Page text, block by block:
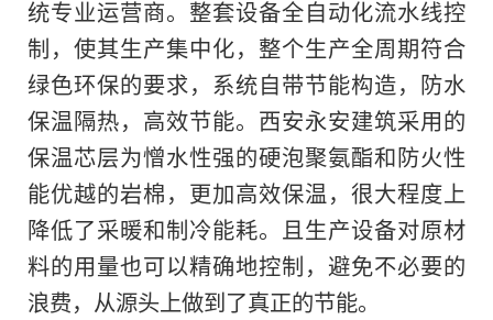
统专业运营商。整套设备全自动化流水线控
制，使其生产集中化，整个生产全周期符合
绿色环保的要求，系统自带节能构造，防水
保温隔热，高效节能。西安永安建筑采用的
保温芯层为憎水性强的硬泡聚氨酯和防火性
能优越的岩棉，更加高效保温，很大程度上
降低了采暖和制冷能耗。且生产设备对原材
料的用量也可以精确地控制，避免不必要的
浪费，从源头上做到了真正的节能。